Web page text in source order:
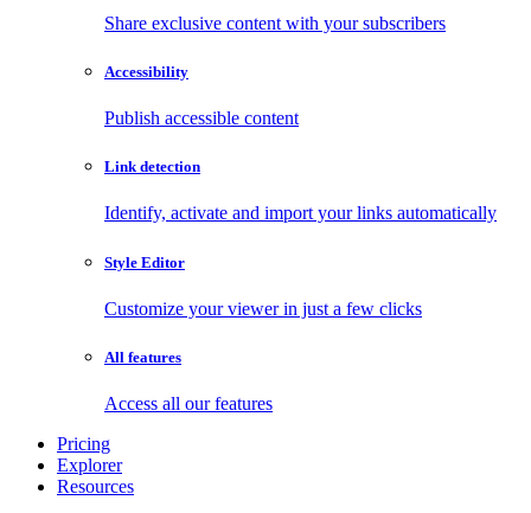
Share exclusive content with your subscribers
Accessibility
Publish accessible content
Link detection
Identify, activate and import your links automatically
Style Editor
Customize your viewer in just a few clicks
All features
Access all our features
Pricing
Explorer
Resources